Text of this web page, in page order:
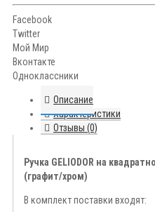
Facebook
Twitter
Мой Мир
Вконтакте
Одноклассники
Описание
Характеристики
Отзывы (0)
Ручка GELIODOR на
(графит/хром)
В комплект поставки входят: